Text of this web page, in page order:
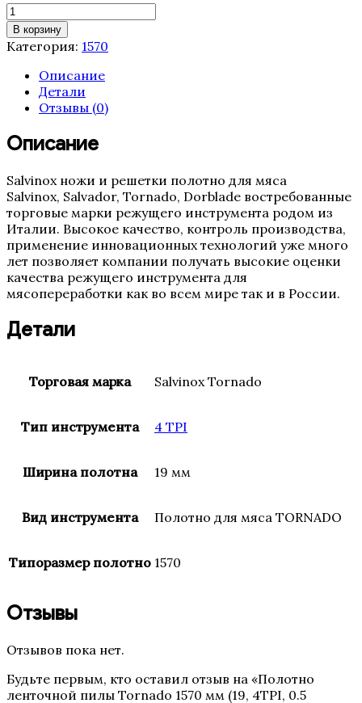
Количество
товара
Полотно
ленточной
пилы
Tornado
1570
(19,
4TPI,
Италия)
В корзину
Категория: 1570
Описание
Детали
Отзывы (0)
Описание
Salvinox ножи и решетки полотно для мяса
Salvinox, Salvador, Tornado, Dorblade востребованные
торговые марки режущего инструмента родом из
Италии. Высокое качество, контроль производства,
применение инновационных технологий уже много
лет позволяет компании получать высокие оценки
качества режущего инструмента для
мясопереработки как во всем мире так и в России.
Детали
Торговая марка Salvinox Tornado
Тип инструмента 4 TPI
Ширина полотна 19 мм
Вид инструмента Полотно для мяса TORNADO
Типоразмер полотно 1570
Отзывы
Отзывов пока нет.
Будьте первым, кто оставил отзыв на «Полотно
ленточной пилы Tornado 1570 мм (19, 4TPI, 0.5